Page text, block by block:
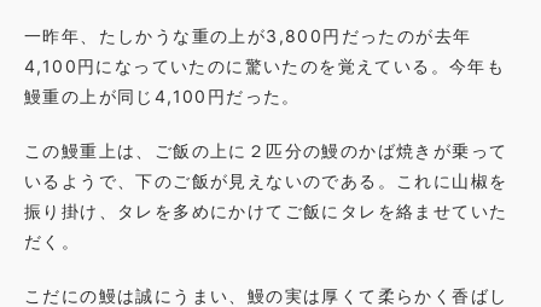
一昨年、たしかうな重の上が3,800円だったのが去年
4,100円になっていたのに驚いたのを覚えている。今年も
鰻重の上が同じ4,100円だった。
この鰻重上は、ご飯の上に２匹分の鰻のかば焼きが乗って
いるようで、下のご飯が見えないのである。これに山椒を
振り掛け、タレを多めにかけてご飯にタレを絡ませていた
だく。
こだにの鰻は誠にうまい、鰻の実は厚くて柔らかく香ばし